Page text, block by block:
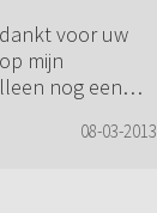
voor uw
mijn
nog een
"Dengene die u
08-03-2013